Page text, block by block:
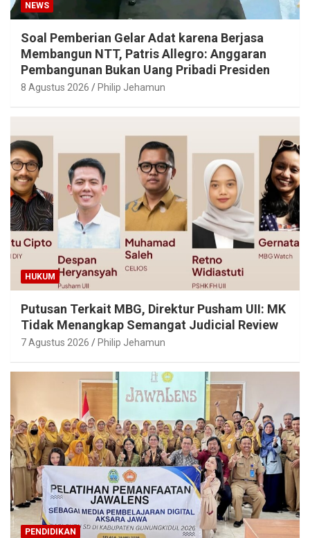
NEWS
Soal Pemberian Gelar Adat karena Berjasa
Membangun NTT, Patris Allegro: Anggaran
Pembangunan Bukan Uang Pribadi Presiden
8 Agustus 2026 Philip Jehamun
HUKUM
Putusan Terkait MBG, Direktur Pusham UII: MK
Tidak Menangkap Semangat Judicial Review
7 Agustus 2026 Philip Jehamun
PENDIDIKAN